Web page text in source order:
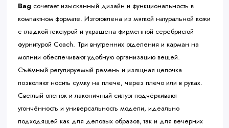
Bag сочетает изысканный дизайн и функциональность в
компактном формате. Изготовлена из мягкой натуральной кожи
с гладкой текстурой и украшена фирменной серебристой
фурнитурой Coach. Три внутренних отделения и карман на
молнии обеспечивают удобную организацию вещей.
Съёмный регулируемый ремень и изящная цепочка
позволяют носить сумку на плече, через плечо или в руках.
Светлый оттенок и лаконичный силуэт подчёркивают
утончённость и универсальность модели, идеально
подходящей как для деловых образов, так и для вечерних